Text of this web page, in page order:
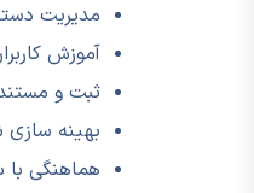
مدیریت
آموزش
ثبت و
بهینه سازی
هماهنگی با